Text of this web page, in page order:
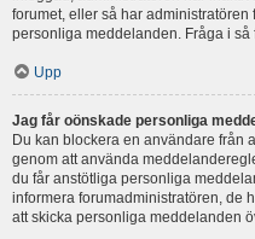
forumet, eller så har
personliga meddelanden. Fråga i så
Upp
Jag får oönskade personliga
Du kan blockera en användare från
genom att använda
du får anstötliga personliga
informera forumadministratören, de
att skicka personliga meddelanden